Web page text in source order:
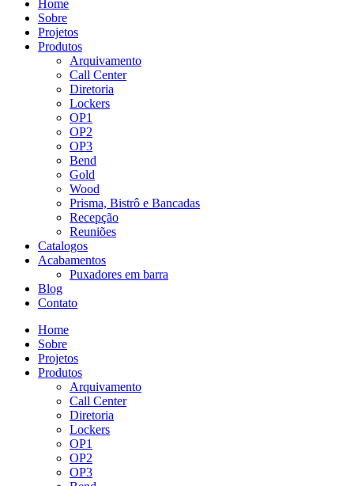
Home
Sobre
Projetos
Produtos
Arquivamento
Call Center
Diretoria
Lockers
OP1
OP2
OP3
Bend
Gold
Wood
Prisma, Bistrô e Bancadas
Recepção
Reuniões
Catalogos
Acabamentos
Puxadores em barra
Blog
Contato
Home
Sobre
Projetos
Produtos
Arquivamento
Call Center
Diretoria
Lockers
OP1
OP2
OP3